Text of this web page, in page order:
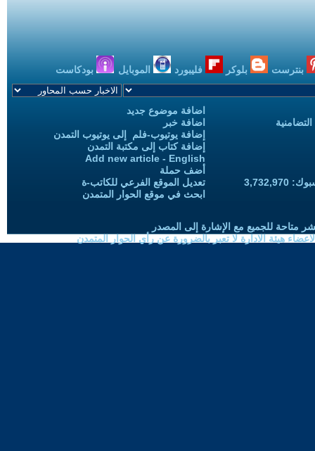
بنترست بلوكر فليبورد الموبايل بودكاست
اضافة موضوع جديد
اضافة خبر
إضافة يوتيوب-فلم إلى يوتيوب التمدن
إضافة كتاب إلى مكتبة التمدن
Add new article - English
أضف حملة
تعديل الموقع الفرعي للكاتب-ة
ابحث في موقع الحوار المتمدن
متاحة للجميع مع الإشارة إلى المصدر
هيئة الادارة لا تعبر بالضرورة عن رأي الحوار المتمدن